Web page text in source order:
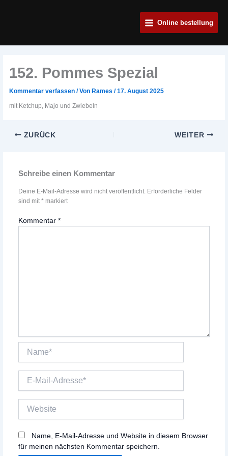
MenuOnline bestellung
152. Pommes Spezial
Kommentar verfassen / VonRames/17. August 2025
mit Ketchup, Majo und Zwiebeln
ZURÜCK WEITER
Schreibe einen Kommentar
Deine E-Mail-Adresse wird nicht veröffentlicht. Erforderliche Felder
sind mit* markiert
Kommentar*
Name*
Mail-
Name, E-Mail-Adresse und Website in diesem Browser
für meinen nächsten Kommentar speichern.